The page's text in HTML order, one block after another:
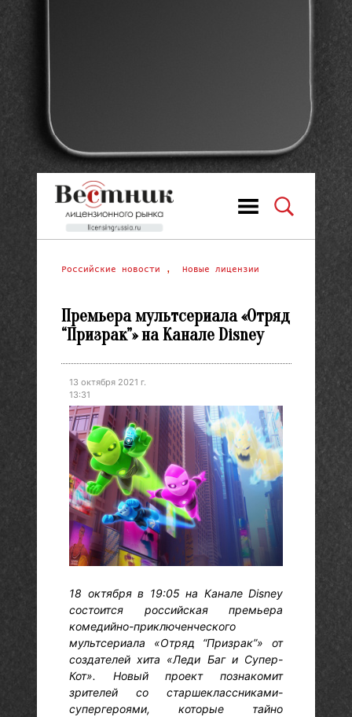
Российские новости , Новые лицензии
Премьера мультсериала «Отряд
“Призрак”» на Канале Disney
13 октября 2021 г.
13:31
18 октября в 19:05 на Канале Disney
состоится российская премьера
комедийно-приключенческого
мультсериала «Отряд “Призрак”» от
создателей хита «Леди Баг и Супер-
Кот». Новый проект познакомит
зрителей со старшеклассниками-
супергероями, которые тайно